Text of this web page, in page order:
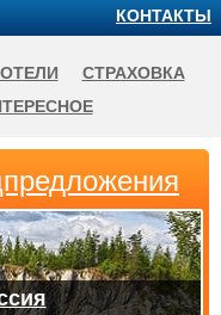
КОНТАКТЫ
ОТЕЛИ
СТРАХОВКА